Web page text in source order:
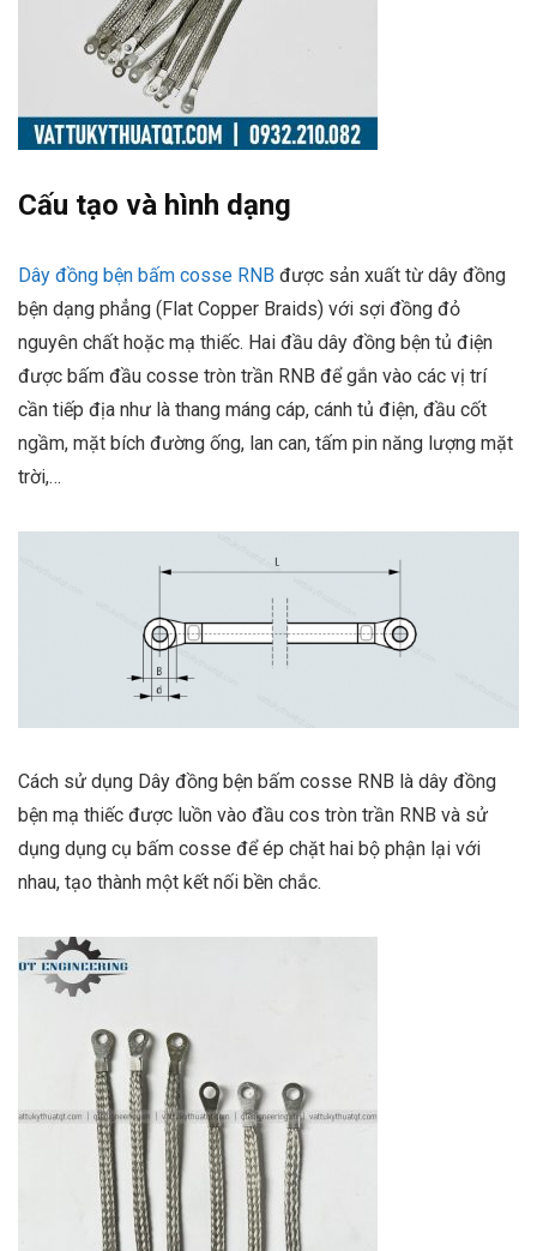
Cấu tạo và hình dạng
Dây đồng bện bấm cosse RNB được sản xuất từ dây đồng
bện dạng phẳng (Flat Copper Braids) với sợi đồng đỏ
nguyên chất hoặc mạ thiếc. Hai đầu dây đồng bện tủ điện
được bấm đầu cosse tròn trần RNB để gắn vào các vị trí
cần tiếp địa như là thang máng cáp, cánh tủ điện, đầu cốt
ngầm, mặt bích đường ống, lan can, tấm pin năng lượng mặt
trời,…
Cách sử dụng Dây đồng bện bấm cosse RNB là dây đồng
bện mạ thiếc được luồn vào đầu cos tròn trần RNB và sử
dụng dụng cụ bấm cosse để ép chặt hai bộ phận lại với
nhau, tạo thành một kết nối bền chắc.